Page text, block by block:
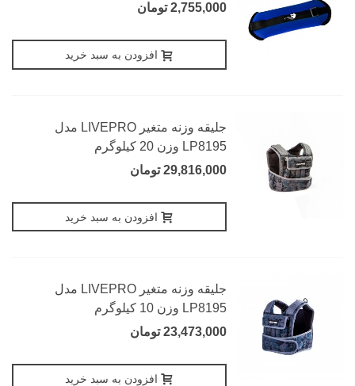
2,755,000 تومان
افزودن به سبد خرید
جلیقه وزنه متغیر LIVEPRO مدل
LP8195 وزن 20 کیلوگرم
29,816,000 تومان
افزودن به سبد خرید
جلیقه وزنه متغیر LIVEPRO مدل
LP8195 وزن 10 کیلوگرم
23,473,000 تومان
افزودن به سبد خرید